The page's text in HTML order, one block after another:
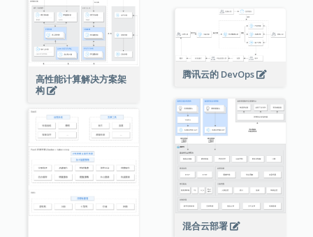
高性能计算解决方案架
构
腾讯云的 DevOps
混合云部署